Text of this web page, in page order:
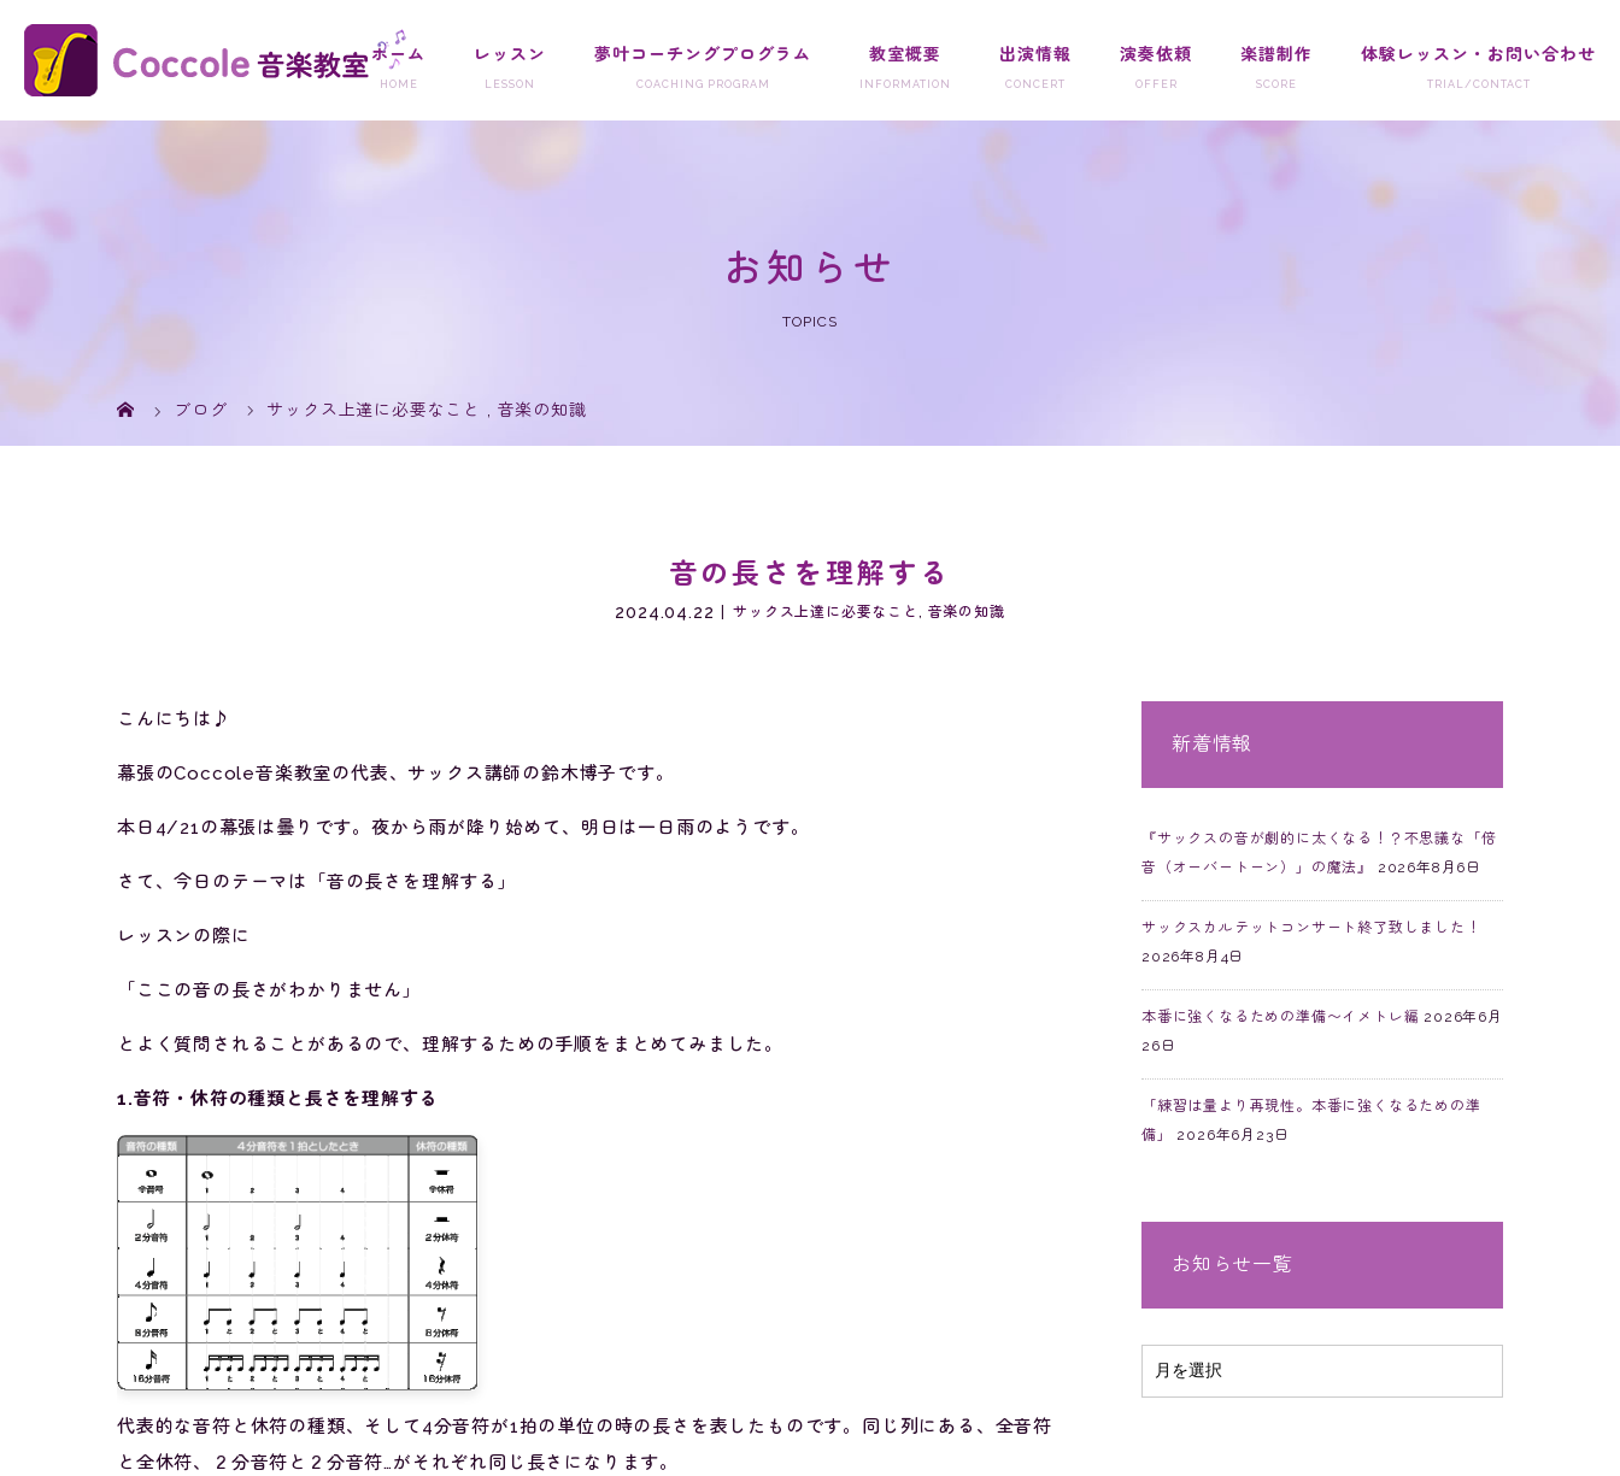
ホーム レッスン 夢叶コーチングプログラム 教室概要 出演情報 演奏依頼 楽譜制作 体験レッスン・お問い合わせ
お知らせ
TOPICS
ブログ サックス上達に必要なこと 音楽の知識
音の長さを理解する
2024.04.22 サックス上達に必要なこと , 音楽の知識
こんにちは♪
幕張のCoccole音楽教室の代表、サックス講師の鈴木博子です。
本日4/21の幕張は曇りです。夜から雨が降り始めて、明日は一日雨のようです。
さて、今日のテーマは「音の長さを理解する」
レッスンの際に
「ここの音の長さがわかりません」
とよく質問されることがあるので、理解するための手順をまとめてみました。
1.音符・休符の種類と長さを理解する
代表的な音符と休符の種類、そして4分音符が1拍の単位の時の長さを表したものです。同じ列にある、全音符
と全休符、２分音符と２分音符…がそれぞれ同じ長さになります。
新着情報
『サックスの音が劇的に太くなる！？不思議な「倍
音（オーバートーン）」の魔法』
2026年8月6日
サックスカルテットコンサート終了致しました！
2026年8月4日
本番に強くなるための準備〜イメトレ編 2026年6月
26日
「練習は量より再現性。本番に強くなるための準
備」
2026年6月23日
お知らせ一覧